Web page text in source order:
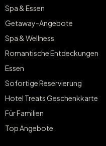
Spa & Essen
Getaway-Angebote
Spa & Wellness
Romantische Entdeckungen
Essen
Sofortige Reservierung
Hotel Treats Geschenkkarte
Für Familien
Top Angebote